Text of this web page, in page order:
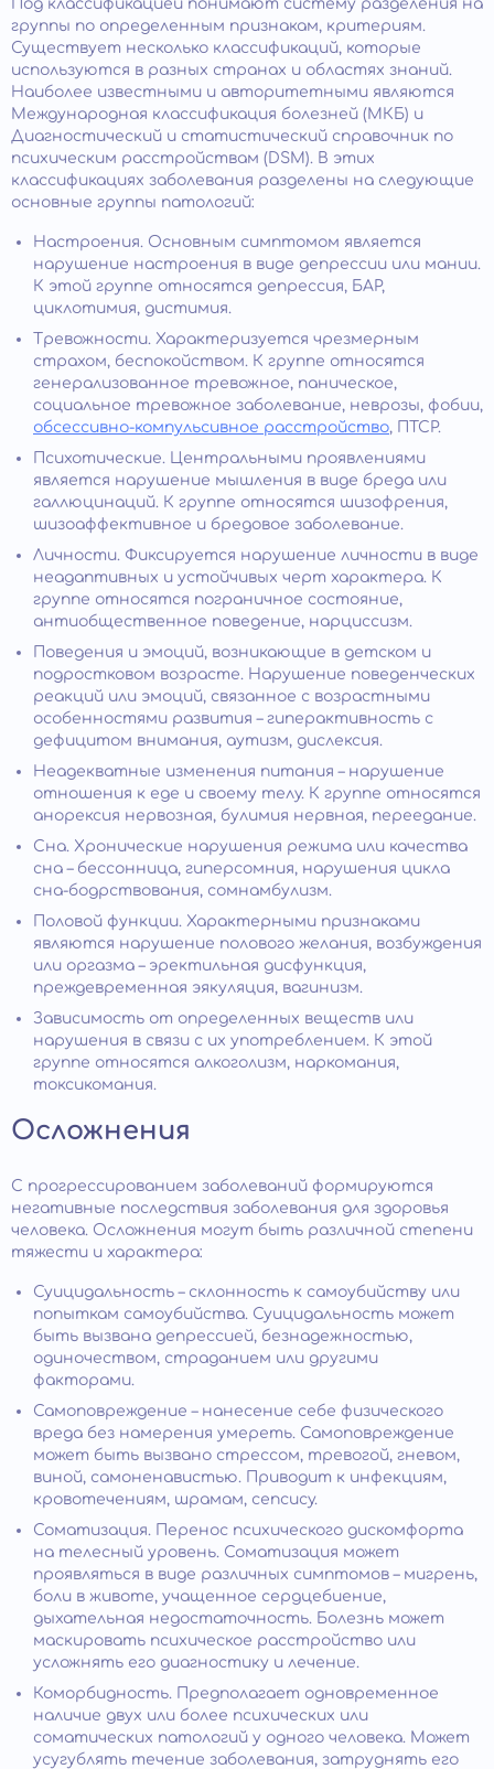
Под классификацией понимают систему разделения на
группы по определенным признакам, критериям.
Существует несколько классификаций, которые
используются в разных странах и областях знаний.
Наиболее известными и авторитетными являются
Международная классификация болезней (МКБ) и
Диагностический и статистический справочник по
психическим расстройствам (DSM). В этих
классификациях заболевания разделены на следующие
основные группы патологий:
Настроения. Основным симптомом является
нарушение настроения в виде депрессии или мании.
К этой группе относятся депрессия, БАР,
циклотимия, дистимия.
Тревожности. Характеризуется чрезмерным
страхом, беспокойством. К группе относятся
генерализованное тревожное, паническое,
социальное тревожное заболевание, неврозы, фобии,
обсессивно-компульсивное расстройство, ПТСР.
Психотические. Центральными проявлениями
является нарушение мышления в виде бреда или
галлюцинаций. К группе относятся шизофрения,
шизоаффективное и бредовое заболевание.
Личности. Фиксируется нарушение личности в виде
неадаптивных и устойчивых черт характера. К
группе относятся пограничное состояние,
антиобщественное поведение, нарциссизм.
Поведения и эмоций, возникающие в детском и
подростковом возрасте. Нарушение поведенческих
реакций или эмоций, связанное с возрастными
особенностями развития – гиперактивность с
дефицитом внимания, аутизм, дислексия.
Неадекватные изменения питания – нарушение
отношения к еде и своему телу. К группе относятся
анорексия нервозная, булимия нервная, переедание.
Сна. Хронические нарушения режима или качества
сна – бессонница, гиперсомния, нарушения цикла
сна-бодрствования, сомнамбулизм.
Половой функции. Характерными признаками
являются нарушение полового желания, возбуждения
или оргазма – эректильная дисфункция,
преждевременная эякуляция, вагинизм.
Зависимость от определенных веществ или
нарушения в связи с их употреблением. К этой
группе относятся алкоголизм, наркомания,
токсикомания.
Осложнения
С прогрессированием заболеваний формируются
негативные последствия заболевания для здоровья
человека. Осложнения могут быть различной степени
тяжести и характера:
Суицидальность – склонность к самоубийству или
попыткам самоубийства. Суицидальность может
быть вызвана депрессией, безнадежностью,
одиночеством, страданием или другими
факторами.
Самоповреждение – нанесение себе физического
вреда без намерения умереть. Самоповреждение
может быть вызвано стрессом, тревогой, гневом,
виной, самоненавистью. Приводит к инфекциям,
кровотечениям, шрамам, сепсису.
Соматизация. Перенос психического дискомфорта
на телесный уровень. Соматизация может
проявляться в виде различных симптомов – мигрень,
боли в животе, учащенное сердцебиение,
дыхательная недостаточность. Болезнь может
маскировать психическое расстройство или
усложнять его диагностику и лечение.
Коморбидность. Предполагает одновременное
наличие двух или более психических или
соматических патологий у одного человека. Может
усугублять течение заболевания, затруднять его